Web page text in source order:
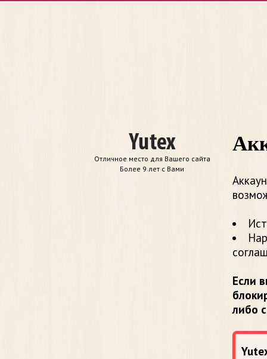
Отличное место для Вашего сайта
Более 9 лет с Вами
Если
либо